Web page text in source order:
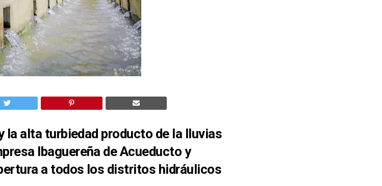
la alta turbiedad producto de la lluvias
Ibaguereña de Acueducto y
a todos los distritos hidráulicos